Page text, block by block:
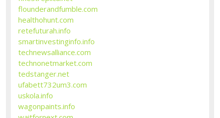
flounderandfumble.com
healthohunt.com
retefuturah.info
smartinvestinginfo.info
technewsalliance.com
technonetmarket.com
tedstanger.net
ufabett732um3.com
uskola.info
wagonpaints.info